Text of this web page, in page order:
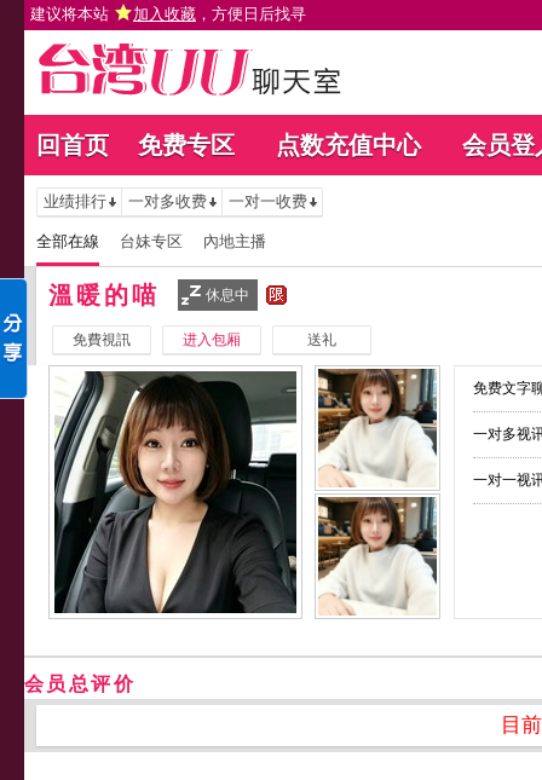
建议将本站 加入收藏 ，方便日后找寻
回首页 免费专区 点数充值中心 会员登
业绩排行 一对多收费 一对一收费
全部在線 台妹专区 內地主播
溫暖的喵 休息中
免費視訊 进入包厢 送礼
免费文字
一对多视
一对一视
会员总评价
目